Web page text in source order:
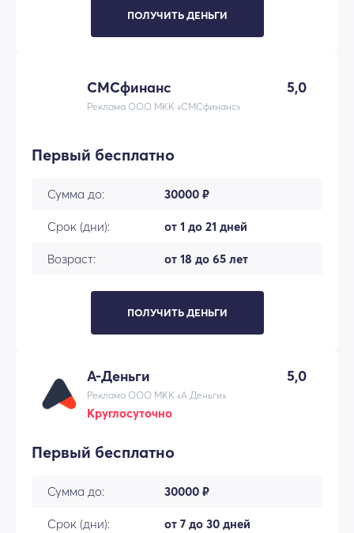
ПОЛУЧИТЬ ДЕНЬГИ
СМСфинанс 5,0
Реклама ООО МКК «СМСфинанс»
Первый бесплатно
Сумма до: 30000 ₽
Срок (дни): от 1 до 21 дней
Возраст: от 18 до 65 лет
ПОЛУЧИТЬ ДЕНЬГИ
А-Деньги 5,0
Реклама ООО МКК «А Деньги»
Круглосуточно
Первый бесплатно
Сумма до: 30000 ₽
Срок (дни): от 7 до 30 дней